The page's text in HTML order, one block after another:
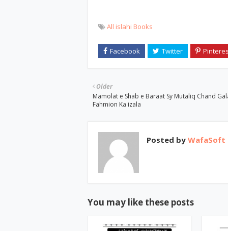
All islahi Books
Older
Mamolat e Shab e Baraat Sy Mutaliq Chand
Fahmion Ka izala
Posted by WafaSoft
You may like these posts